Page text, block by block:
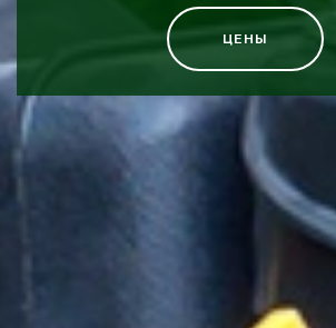
ЦЕНЫ